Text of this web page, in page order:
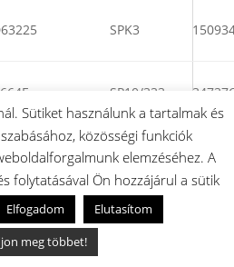
SPK3
SP10/333
SP10/110
SP10/331
Sütiket használunk a tartalmak és
közösségi funkciók
elemzéséhez. A
folytatásával Ön hozzájárul a sütik
Elfogadom
Elutasítom
meg többet!